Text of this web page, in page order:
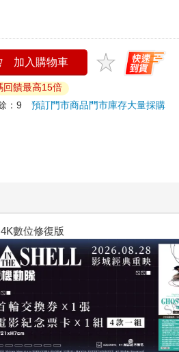
加入購物車
饋最高15倍
餘：9預訂門市商品門市庫存大量採購
數位修復版